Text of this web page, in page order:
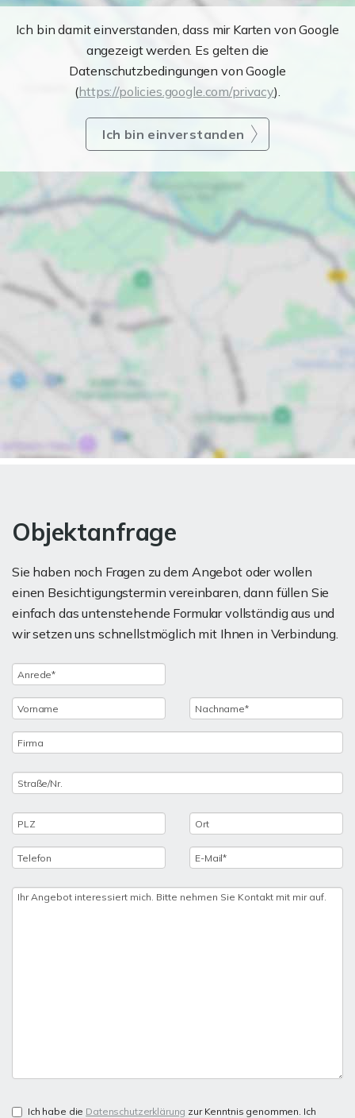
Ich bin damit einverstanden, dass mir Karten von Google
angezeigt werden. Es gelten die
Datenschutzbedingungen von Google
(https://policies.google.com/privacy).
Ich bin einverstanden
Objektanfrage
Sie haben noch Fragen zu dem Angebot oder wollen
einen Besichtigungstermin vereinbaren, dann füllen Sie
einfach das untenstehende Formular vollständig aus und
wir setzen uns schnellstmöglich mit Ihnen in Verbindung.
Ich habe die Datenschutzerklärung zur Kenntnis genommen. Ich